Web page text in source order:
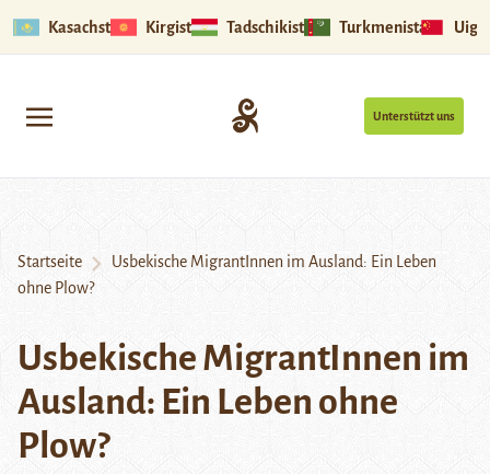
Kasachstan Kirgistan Tadschikistan Turkmenistan
Unterstützt uns
Startseite
Usbekische MigrantInnen im Ausland: Ein Leben
ohne Plow?
Usbekische MigrantInnen im
Ausland: Ein Leben ohne
Plow?